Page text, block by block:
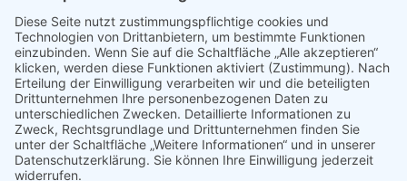
Urlaub zum Bestpreis
Früheste Anreise: